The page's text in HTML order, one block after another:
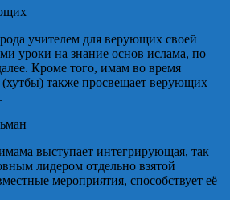
учителем для верующих своей
уроки на знание основ ислама, по
Кроме того, имам во время
также просвещает верующих
выступает интегрирующая, так
лидером отдельно взятой
мероприятия, способствует её